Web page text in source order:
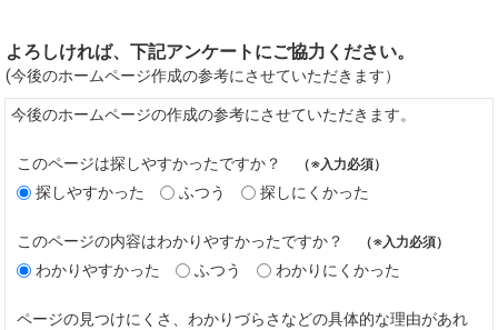
よろしければ、下記アンケートにご協力ください。
(今後のホームページ作成の参考にさせていただきます）
今後のホームページの作成の参考にさせていただきます。
このページは探しやすかったですか？ （※入力必須）
探しやすかった ふつう 探しにくかった
このページの内容はわかりやすかったですか？ （※入力必須）
わかりやすかった ふつう わかりにくかった
ページの見つけにくさ、わかりづらさなどの具体的な理由があれ